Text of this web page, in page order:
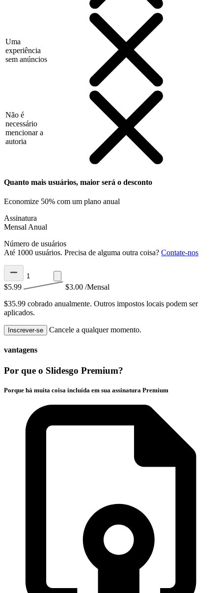
Uma
experiência
sem anúncios
Não é
necessário
mencionar a
autoria
Quanto mais usuários, maior será o desconto
Economize 50% com um plano anual
Assinatura
Mensal Anual
Número de usuários
Até 1000 usuários. Precisa de alguma outra coisa? Contate-nos
$5.99 $3.00 /Mensal
$35.99 cobrado anualmente. Outros impostos locais podem ser
aplicados.
Inscrever-se Cancele a qualquer momento.
vantagens
Por que o Slidesgo Premium?
Porque há muita coisa incluída em sua assinatura Premium